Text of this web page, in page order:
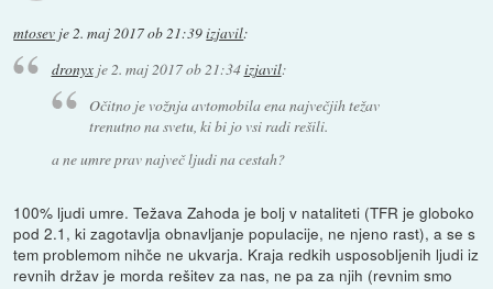
mtosev je2. maj 2017 ob 21:39izjavil:
dronyxje2. maj 2017 ob 21:34izjavil:
Očitno je vožnja avtomobila ena največjih težav
trenutno na svetu, ki bi jo vsi radi rešili.
a ne umre prav največ ljudi na cestah?
100% ljudi umre. Težava Zahoda je bolj v nataliteti (TFR je globoko
pod 2.1, ki zagotavlja obnavljanje populacije, ne njeno rast), a se s
tem problemom nihče ne ukvarja. Kraja redkih usposobljenih ljudi iz
revnih držav je morda rešitev za nas, ne pa za njih (revnim smo